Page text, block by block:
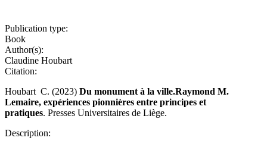
Publication type:
Book
Author(s):
Claudine Houbart
Citation:
Houbart C. (2023) Du monument à la ville.Raymond M.
Lemaire, expériences pionnières entre principes et
pratiques. Presses Universitaires de Liège.
Description: